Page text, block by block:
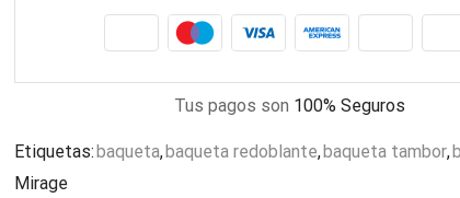
Tus pagos son 100% Seguros
Etiquetas: baqueta, baqueta redoblante, baqueta tambor,
Mirage